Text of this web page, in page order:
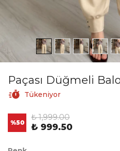
Paçası Düğmeli
Tükeniyor
%50
₺ 1,999.00
₺ 999.50